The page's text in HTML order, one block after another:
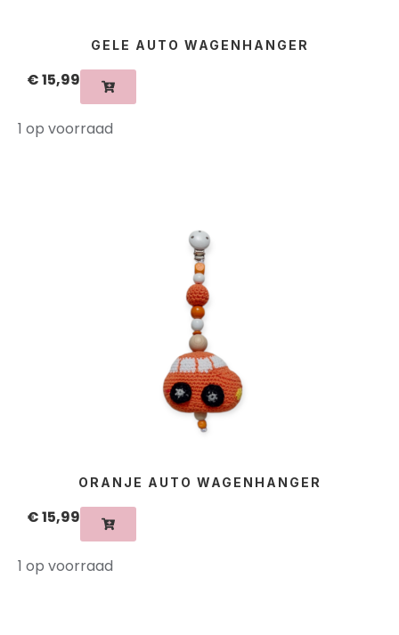
GELE AUTO WAGENHANGER
€15,99
1 op voorraad
ORANJE AUTO WAGENHANGER
€15,99
1 op voorraad